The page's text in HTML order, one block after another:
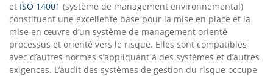
et ISO 14001 (système de management environnemental)
constituent une excellente base pour la mise en place et la
mise en œuvre d’un système de management orienté
processus et orienté vers le risque. Elles sont compatibles
avec d’autres normes s’appliquant à des systèmes et d’autres
exigences. L’audit des systèmes de gestion du risque occupe